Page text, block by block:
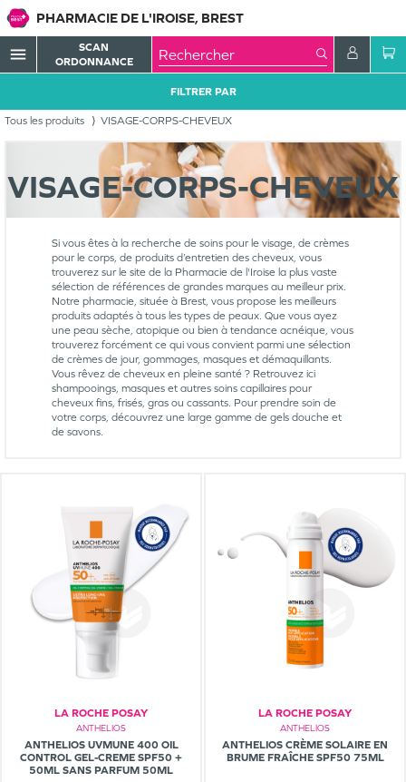
PHARMACIE DE L'IROISE, BREST
menu
SCAN
ORDONNANCE
Tous les produits VISAGE-CORPS-CHEVEUX
FILTRER PAR
VISAGE-CORPS-CHEVEUX
Si vous êtes à la recherche de soins pour le visage, de crèmes
pour le corps, de produits d’entretien des cheveux, vous
trouverez sur le site de la Pharmacie de l'Iroise la plus vaste
sélection de références de grandes marques au meilleur prix.
Notre pharmacie, située à Brest, vous propose les meilleurs
produits adaptés à tous les types de peaux. Que vous ayez
une peau sèche, atopique ou bien à tendance acnéique, vous
trouverez forcément ce qui vous convient parmi une sélection
de crèmes de jour, gommages, masques et démaquillants.
Vous rêvez de cheveux en pleine santé ? Retrouvez ici
shampooings, masques et autres soins capillaires pour
cheveux fins, frisés, gras ou cassants. Pour prendre soin de
votre corps, découvrez une large gamme de gels douche et
de savons.
LA ROCHE POSAY
ANTHELIOS
ANTHELIOS UVMUNE 400 OIL
CONTROL GEL-CREME SPF50 +
50ML SANS PARFUM 50ML
LA ROCHE POSAY
ANTHELIOS
ANTHELIOS CRÈME SOLAIRE EN
BRUME FRAÎCHE SPF50 75ML